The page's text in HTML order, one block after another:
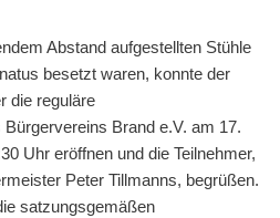
Abstand aufgestellten Stühle
besetzt waren, konnte der
die reguläre
Brand e.V. am 17.
Uhr eröffnen und die Teilnehmer,
Peter Tillmanns, begrüßen.
satzungsgemäßen